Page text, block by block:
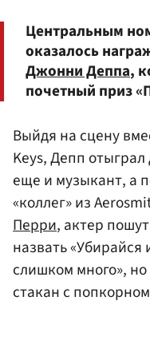
Центральным
оказалось
Джонни Деппа,
почетный приз
Выйдя на сцену
Keys, Депп
еще и музыкант, а
«коллег» из
Перри, актер
назвать
слишком много», но
стакан с